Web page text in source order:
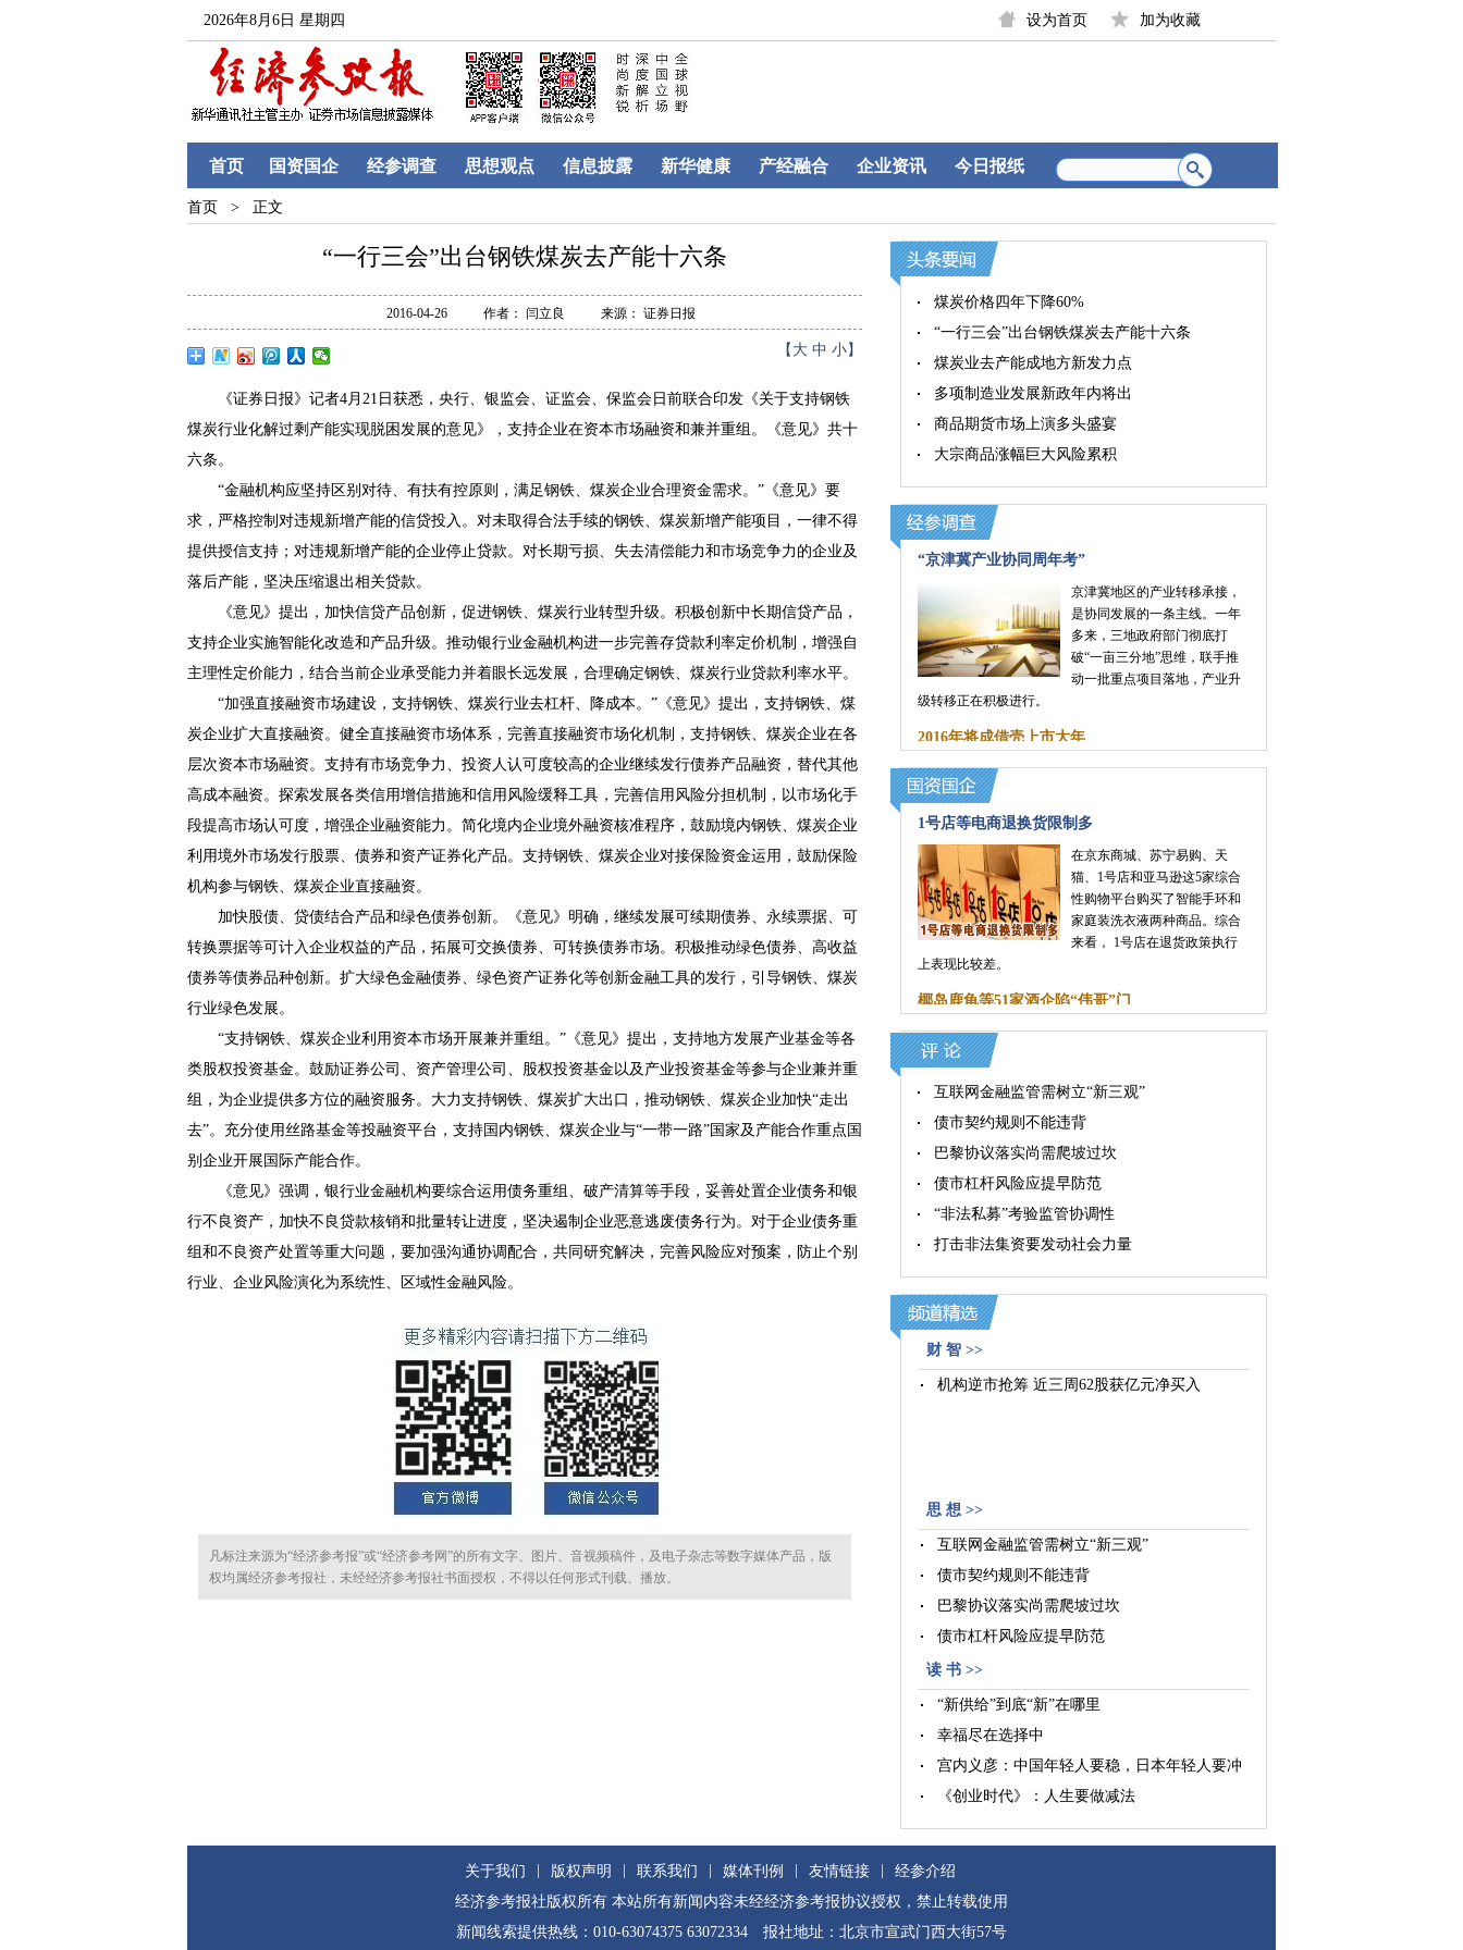
2026年8月6日 星期四 设为首页 加为收藏
首页 国资国企 经参调查 思想观点 信息披露 新华健康 产经融合 企业资讯 今日报纸
首页 > 正文
“一行三会”出台钢铁煤炭去产能十六条
2016-04-26 作者： 闫立良 来源： 证券日报
【 大 中 小】
《证券日报》记者4月21日获悉，央行、银监会、证监会、保监会日前联合印发《关于支持钢铁
煤炭行业化解过剩产能实现脱困发展的意见》，支持企业在资本市场融资和兼并重组。《意见》共十
六条。
“金融机构应坚持区别对待、有扶有控原则，满足钢铁、煤炭企业合理资金需求。”《意见》要
求，严格控制对违规新增产能的信贷投入。对未取得合法手续的钢铁、煤炭新增产能项目，一律不得
提供授信支持；对违规新增产能的企业停止贷款。对长期亏损、失去清偿能力和市场竞争力的企业及
落后产能，坚决压缩退出相关贷款。
《意见》提出，加快信贷产品创新，促进钢铁、煤炭行业转型升级。积极创新中长期信贷产品，
支持企业实施智能化改造和产品升级。推动银行业金融机构进一步完善存贷款利率定价机制，增强自
主理性定价能力，结合当前企业承受能力并着眼长远发展，合理确定钢铁、煤炭行业贷款利率水平。
“加强直接融资市场建设，支持钢铁、煤炭行业去杠杆、降成本。”《意见》提出，支持钢铁、煤
炭企业扩大直接融资。健全直接融资市场体系，完善直接融资市场化机制，支持钢铁、煤炭企业在各
层次资本市场融资。支持有市场竞争力、投资人认可度较高的企业继续发行债券产品融资，替代其他
高成本融资。探索发展各类信用增信措施和信用风险缓释工具，完善信用风险分担机制，以市场化手
段提高市场认可度，增强企业融资能力。简化境内企业境外融资核准程序，鼓励境内钢铁、煤炭企业
利用境外市场发行股票、债券和资产证券化产品。支持钢铁、煤炭企业对接保险资金运用，鼓励保险
机构参与钢铁、煤炭企业直接融资。
加快股债、贷债结合产品和绿色债券创新。《意见》明确，继续发展可续期债券、永续票据、可
转换票据等可计入企业权益的产品，拓展可交换债券、可转换债券市场。积极推动绿色债券、高收益
债券等债券品种创新。扩大绿色金融债券、绿色资产证券化等创新金融工具的发行，引导钢铁、煤炭
行业绿色发展。
“支持钢铁、煤炭企业利用资本市场开展兼并重组。”《意见》提出，支持地方发展产业基金等各
类股权投资基金。鼓励证券公司、资产管理公司、股权投资基金以及产业投资基金等参与企业兼并重
组，为企业提供多方位的融资服务。大力支持钢铁、煤炭扩大出口，推动钢铁、煤炭企业加快“走出
去”。充分使用丝路基金等投融资平台，支持国内钢铁、煤炭企业与“一带一路”国家及产能合作重点国
别企业开展国际产能合作。
《意见》强调，银行业金融机构要综合运用债务重组、破产清算等手段，妥善处置企业债务和银
行不良资产，加快不良贷款核销和批量转让进度，坚决遏制企业恶意逃废债务行为。对于企业债务重
组和不良资产处置等重大问题，要加强沟通协调配合，共同研究解决，完善风险应对预案，防止个别
行业、企业风险演化为系统性、区域性金融风险。
凡标注来源为“经济参考报”或“经济参考网”的所有文字、图片、音视频稿件，及电子杂志等数字媒体产品，版
权均属经济参考报社，未经经济参考报社书面授权，不得以任何形式刊载、播放。
煤炭价格四年下降60%
“一行三会”出台钢铁煤炭去产能十六条
煤炭业去产能成地方新发力点
多项制造业发展新政年内将出
商品期货市场上演多头盛宴
大宗商品涨幅巨大风险累积
“京津冀产业协同周年考”
京津冀地区的产业转移承接，
是协同发展的一条主线。一年
多来，三地政府部门彻底打
破“一亩三分地”思维，联手推
动一批重点项目落地，产业升
级转移正在积极进行。
2016年将成借壳上市大年
1号店等电商退换货限制多
在京东商城、苏宁易购、天
猫、1号店和亚马逊这5家综合
性购物平台购买了智能手环和
家庭装洗衣液两种商品。综合
来看， 1号店在退货政策执行
上表现比较差。
椰岛鹿龟等51家酒企陷“伟哥”门
互联网金融监管需树立“新三观”
债市契约规则不能违背
巴黎协议落实尚需爬坡过坎
债市杠杆风险应提早防范
“非法私募”考验监管协调性
打击非法集资要发动社会力量
财 智 >>
机构逆市抢筹 近三周62股获亿元净买入
思 想 >>
互联网金融监管需树立“新三观”
债市契约规则不能违背
巴黎协议落实尚需爬坡过坎
债市杠杆风险应提早防范
读 书 >>
“新供给”到底“新”在哪里
幸福尽在选择中
宫内义彦：中国年轻人要稳，日本年轻人要冲
《创业时代》：人生要做减法
关于我们 版权声明 联系我们 媒体刊例 友情链接
经参介绍
经济参考报社版权所有 本站所有新闻内容未经经济参考报协议授权，禁止转载使用
新闻线索提供热线：010-63074375 63072334 报社地址：北京市宣武门西大街57号